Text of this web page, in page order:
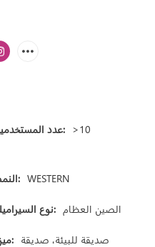
عدد المستخدمين: >10
النمط: WESTERN
نوع السيراميك: الصين العظام
ميزة: صديقة للبيئة، صديقة